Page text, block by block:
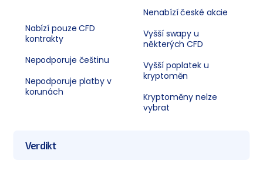
Nabízí pouze CFD
kontrakty
Nepodporuje češtinu
Nepodporuje platby v
korunách
Nenabízí české akcie
Vyšší swapy u
některých CFD
Vyšší poplatek u
kryptoměn
Kryptoměny nelze
vybrat
Verdikt